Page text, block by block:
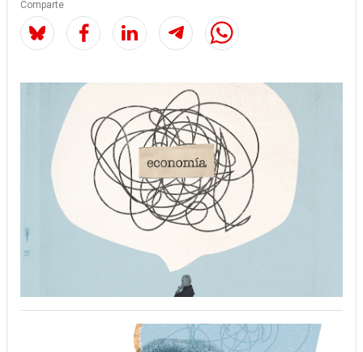
Comparte